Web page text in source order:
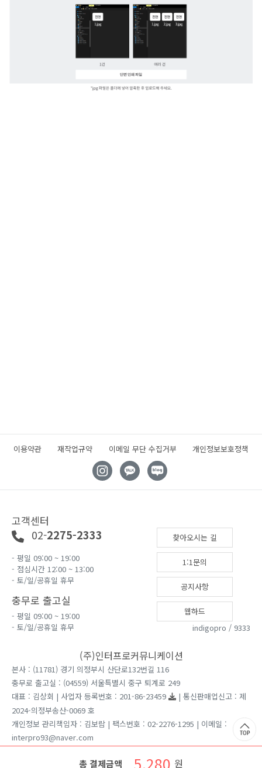
이용약관 재작업규약 이메일 무단 수집거부 개인정보보호정책
고객센터
02-2275-2333
- 평일 09:00 ~ 19:00
- 점심시간 12:00 ~ 13:00
- 토/일/공휴일 휴무
충무로 출고실
- 평일 09:00 ~ 19:00
- 토/일/공휴일 휴무
찾아오시는 길
1:1문의
공지사항
웹하드
indigopro / 9333
(주)인터프로커뮤니케이션
본사 : (11781) 경기 의정부시 산단로132번길 116
충무로 출고실 : (04559) 서울특별시 중구 퇴계로 249
대표 : 김상회 | 사업자 등록번호 : 201-86-23459
| 통신판매업신고 : 제
2024-의정부송산-0069 호
개인정보 관리책임자 : 김보람 | 팩스번호 : 02-2276-1295 | 이메일 :
interpro93@naver.com
Copyright ⓒ 2026 인터프로커뮤니케이션 All rights reserved.
총 결제금액 5,280 원